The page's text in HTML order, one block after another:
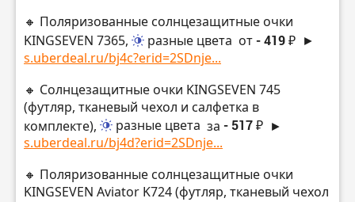
🔸 Поляризованные солнцезащитные очки
KINGSEVEN 7365,
разные цвета от- 419 ₽ ►
s.uberdeal.ru/bj4c?erid=2SDnje...
🔸 Солнцезащитные очки KINGSEVEN 745
(футляр, тканевый чехол и салфетка в
комплекте),
разные цвета за - 517 ₽ ►
s.uberdeal.ru/bj4d?erid=2SDnje...
🔸 Поляризованные солнцезащитные очки
KINGSEVEN Aviator K724 (футляр, тканевый чехол